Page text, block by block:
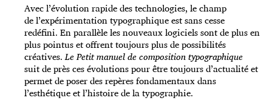
Avec l’évolution rapide des technologies, le champ
de l’expérimentation typographique est sans cesse
redéfini. En parallèle les nouveaux logiciels sont de plus en
plus pointus et offrent toujours plus de possibilités
créatives.Le Petit manuel de composition typographique
suit de près ces évolutions pour être toujours d’actualité et
permet de poser des repères fondamentaux dans
l’esthétique et l’histoire de la typographie.